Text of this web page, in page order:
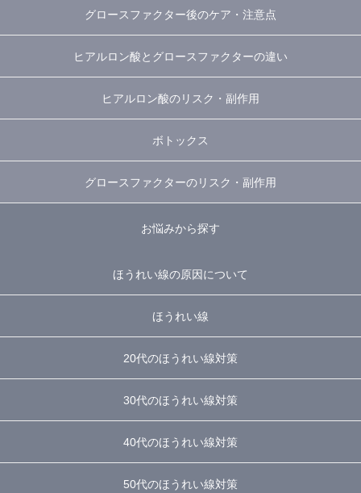
グロースファクター後のケア・注意点
ヒアルロン酸とグロースファクターの違い
ヒアルロン酸のリスク・副作用
ボトックス
グロースファクターのリスク・副作用
お悩みから探す
ほうれい線の原因について
ほうれい線
20代のほうれい線対策
30代のほうれい線対策
40代のほうれい線対策
50代のほうれい線対策